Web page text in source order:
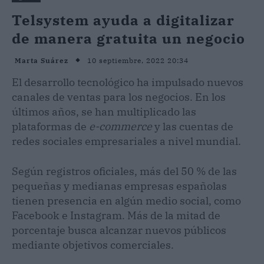
Telsystem ayuda a digitalizar
de manera gratuita un negocio
Marta Suárez 10 septiembre, 2022 20:34
El desarrollo tecnológico ha impulsado nuevos
canales de ventas para los negocios. En los
últimos años, se han multiplicado las
plataformas de e-commercey las cuentas de
redes sociales empresariales a nivel mundial.
Según registros oficiales, más del 50 % de las
pequeñas y medianas empresas españolas
tienen presencia en algún medio social, como
Facebook e Instagram. Más de la mitad de
porcentaje busca alcanzar nuevos públicos
mediante objetivos comerciales.